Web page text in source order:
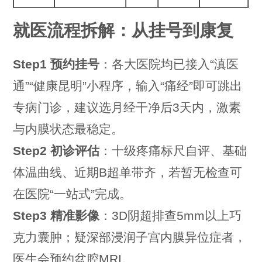
就医流程拆解：从挂号到康复
Step1 预约挂号 ：各大医院均已接入“滇医
通”“健康昆明”小程序，输入“痛经”即可跳出
专病门诊，建议选月经干净后3天内，激素
与内膜状态最稳定。
Step2 初诊评估：十级疼痛标尺自评、基础
体温曲线、近期B超单带齐，若暂无检查可
在医院“一站式”完成。
Step3 精准影像 ：3D阴超排查5mm以上巧
克力囊肿；疑深部浸润子宫内膜异位症者，
医生会预约盆腔MRI。